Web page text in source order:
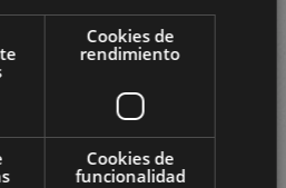
Cookies de
rendimiento
Cookies de
funcionalidad